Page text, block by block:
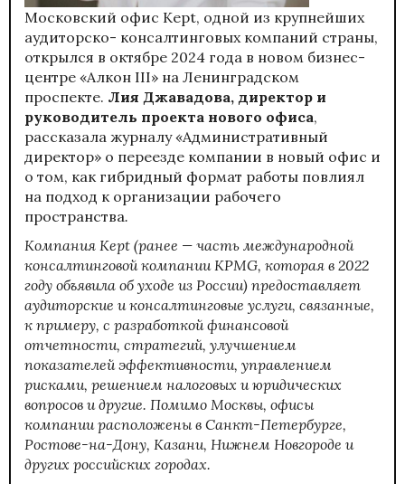
Московский офис Kept, одной из крупнейших
аудиторско- консалтинговых компаний страны,
открылся в октябре 2024 года в новом бизнес-
центре «Алкон III» на Ленинградском
проспекте. Лия Джавадова, директор и
руководитель проекта нового офиса,
рассказала журналу «Административный
директор» о переезде компании в новый офис и
о том, как гибридный формат работы повлиял
на подход к организации рабочего
пространства.
Компания Kept (ранее — часть международной
консалтинговой компании KPMG, которая в 2022
году объявила об уходе из России) предоставляет
аудиторские и консалтинговые услуги, связанные,
к примеру, с разработкой финансовой
отчетности, стратегий, улучшением
показателей эффективности, управлением
рисками, решением налоговых и юридических
вопросов и другие. Помимо Москвы, офисы
компании расположены в Санкт-Петербурге,
Ростове-на-Дону, Казани, Нижнем Новгороде и
других российских городах.